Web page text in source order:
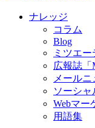
ナレッジ
コラム
Blog
ミツエ
広報誌「
メールニ
ソーシャ
Webマー
用語集